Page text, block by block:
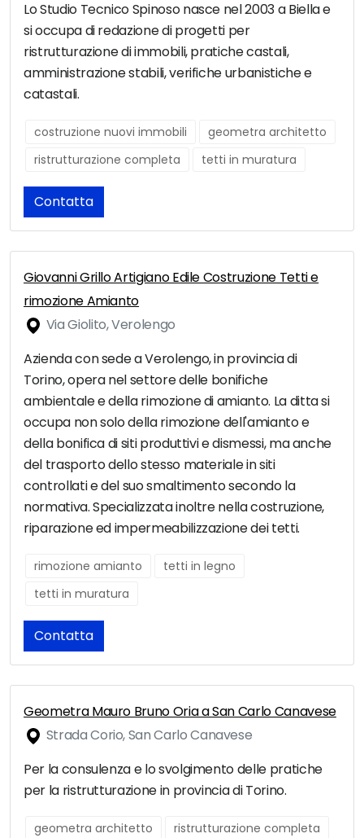
Lo Studio Tecnico Spinoso nasce nel 2003 a Biella e
si occupa di redazione di progetti per
ristrutturazione di immobili, pratiche castali,
amministrazione stabili, verifiche urbanistiche e
catastali.
costruzione nuovi immobili
geometra architetto
ristrutturazione completa
tetti in muratura
Contatta
Giovanni Grillo Artigiano Edile Costruzione Tetti e
rimozione Amianto
Via Giolito, Verolengo
Azienda con sede a Verolengo, in provincia di
Torino, opera nel settore delle bonifiche
ambientale e della rimozione di amianto. La ditta si
occupa non solo della rimozione dell'amianto e
della bonifica di siti produttivi e dismessi, ma anche
del trasporto dello stesso materiale in siti
controllati e del suo smaltimento secondo la
normativa. Specializzata inoltre nella costruzione,
riparazione ed impermeabilizzazione dei tetti.
rimozione amianto
tetti in legno
tetti in muratura
Contatta
Geometra Mauro Bruno Oria a San Carlo Canavese
Strada Corio, San Carlo Canavese
Per la consulenza e lo svolgimento delle pratiche
per la ristrutturazione in provincia di Torino.
geometra architetto ristrutturazione completa